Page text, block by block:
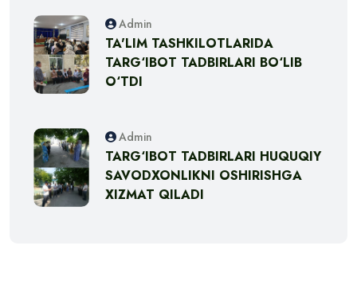
Admin
TA'LIM TASHKILOTLARIDA
TARG‘IBOT TADBIRLARI BO‘LIB
O‘TDI
Admin
TARG‘IBOT TADBIRLARI HUQUQIY
SAVODXONLIKNI OSHIRISHGA
XIZMAT QILADI